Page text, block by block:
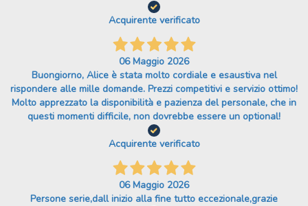
Acquirente verificato
06 Maggio 2026
Buongiorno, Alice è stata molto cordiale e esaustiva nel
rispondere alle mille domande. Prezzi competitivi e servizio ottimo!
Molto apprezzato la disponibilità e pazienza del personale, che in
questi momenti difficile, non dovrebbe essere un optional!
Acquirente verificato
06 Maggio 2026
Persone serie,dall inizio alla fine tutto eccezionale,grazie